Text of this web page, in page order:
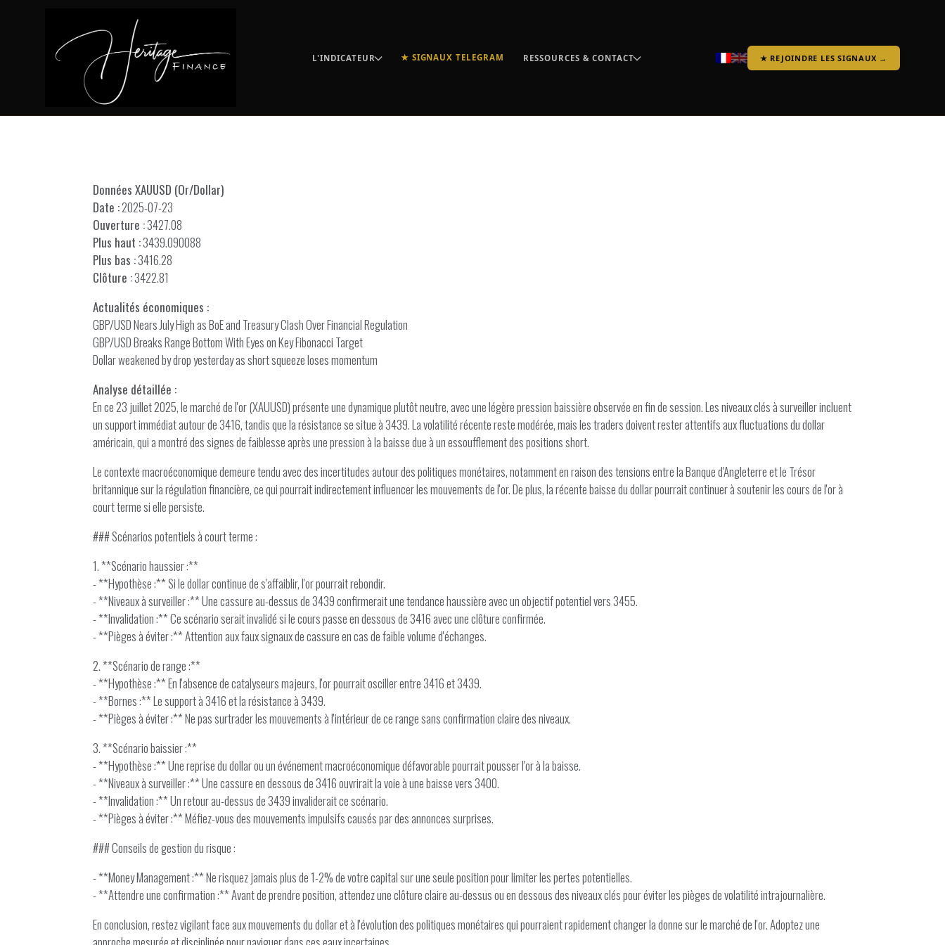
L'INDICATEUR ★ SIGNAUX TELEGRAM RESSOURCES & CONTACT ★ REJOINDRE LES SIGNAUX →
Données XAUUSD (Or/Dollar)
Date :2025-07-23
Ouverture :3427.08
Plus haut :3439.090088
Plus bas :3416.28
Clôture :3422.81
Actualités économiques :
GBP/USD Nears July High as BoE and Treasury Clash Over Financial Regulation
GBP/USD Breaks Range Bottom With Eyes on Key Fibonacci Target
Dollar weakened by drop yesterday as short squeeze loses momentum
Analyse détaillée :
En ce 23 juillet 2025, le marché de l'or (XAUUSD) présente une dynamique plutôt neutre, avec une légère pression baissière observée en fin de session. Les niveaux clés à surveiller incluent
un support immédiat autour de 3416, tandis que la résistance se situe à 3439. La volatilité récente reste modérée, mais les traders doivent rester attentifs aux fluctuations du dollar
américain, qui a montré des signes de faiblesse après une pression à la baisse due à un essoufflement des positions short.
Le contexte macroéconomique demeure tendu avec des incertitudes autour des politiques monétaires, notamment en raison des tensions entre la Banque d'Angleterre et le Trésor
britannique sur la régulation financière, ce qui pourrait indirectement influencer les mouvements de l'or. De plus, la récente baisse du dollar pourrait continuer à soutenir les cours de l'or à
court terme si elle persiste.
### Scénarios potentiels à court terme :
1. **Scénario haussier :**
- **Hypothèse :** Si le dollar continue de s'affaiblir, l'or pourrait rebondir.
- **Niveaux à surveiller :** Une cassure au-dessus de 3439 confirmerait une tendance haussière avec un objectif potentiel vers 3455.
- **Invalidation :** Ce scénario serait invalidé si le cours passe en dessous de 3416 avec une clôture confirmée.
- **Pièges à éviter :** Attention aux faux signaux de cassure en cas de faible volume d'échanges.
2. **Scénario de range :**
- **Hypothèse :** En l'absence de catalyseurs majeurs, l'or pourrait osciller entre 3416 et 3439.
- **Bornes :** Le support à 3416 et la résistance à 3439.
- **Pièges à éviter :** Ne pas surtrader les mouvements à l'intérieur de ce range sans confirmation claire des niveaux.
3. **Scénario baissier :**
- **Hypothèse :** Une reprise du dollar ou un événement macroéconomique défavorable pourrait pousser l'or à la baisse.
- **Niveaux à surveiller :** Une cassure en dessous de 3416 ouvrirait la voie à une baisse vers 3400.
- **Invalidation :** Un retour au-dessus de 3439 invaliderait ce scénario.
- **Pièges à éviter :** Méfiez-vous des mouvements impulsifs causés par des annonces surprises.
### Conseils de gestion du risque :
- **Money Management :** Ne risquez jamais plus de 1-2% de votre capital sur une seule position pour limiter les pertes potentielles.
- **Attendre une confirmation :** Avant de prendre position, attendez une clôture claire au-dessus ou en dessous des niveaux clés pour éviter les pièges de volatilité intrajournalière.
En conclusion, restez vigilant face aux mouvements du dollar et à l'évolution des politiques monétaires qui pourraient rapidement changer la donne sur le marché de l'or. Adoptez une